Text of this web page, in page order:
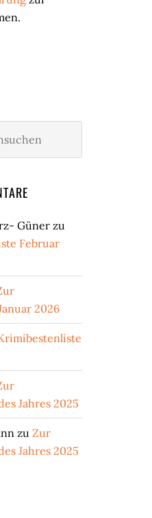
Günerzu
Februar
2026
Jahres 2025
zu Zur
Jahres 2025